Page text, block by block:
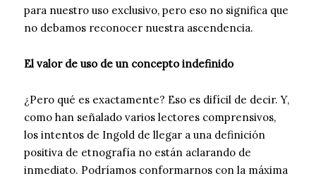
para nuestro uso exclusivo, pero eso no significa que
no debamos reconocer nuestra ascendencia.
El valor de uso de un concepto indefinido
¿Pero qué es exactamente? Eso es difícil de decir. Y,
como han señalado varios lectores comprensivos,
los intentos de Ingold de llegar a una definición
positiva de etnografía no están aclarando de
inmediato. Podríamos conformarnos con la máxima